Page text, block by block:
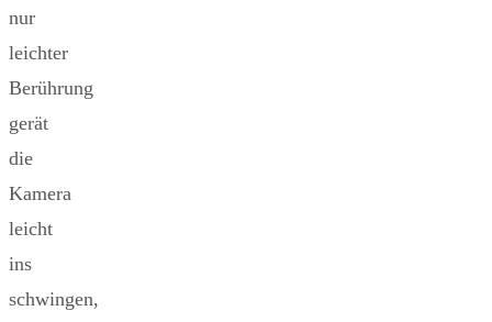
nur
leichter
Berührung
gerät
die
Kamera
leicht
ins
schwingen,